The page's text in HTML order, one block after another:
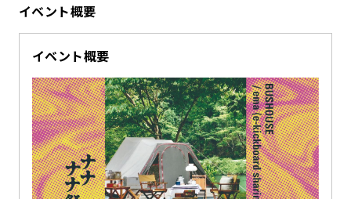
イベント概要
イベント概要